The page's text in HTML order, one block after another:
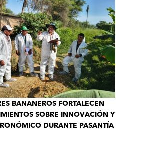
BANANEROS FORTALECEN
SOBRE INNOVACIÓN Y
DURANTE PASANTÍA